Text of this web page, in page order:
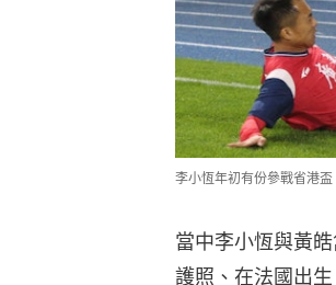
李小恆年初有份參戰省港盃
當中李小恆與黃
護照、在法國出